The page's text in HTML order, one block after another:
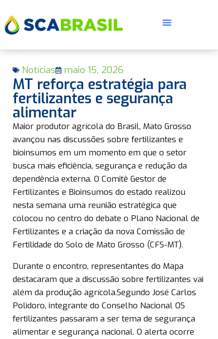
Notícias maio 15, 2026
MT reforça estratégia para
fertilizantes e segurança
alimentar
Maior produtor agrícola do Brasil, Mato Grosso
avançou nas discussões sobre fertilizantes e
bioinsumos em um momento em que o setor
busca mais eficiência, segurança e redução da
dependência externa. O Comitê Gestor de
Fertilizantes e Bioinsumos do estado realizou
nesta semana uma reunião estratégica que
colocou no centro do debate o Plano Nacional de
Fertilizantes e a criação da nova Comissão de
Fertilidade do Solo de Mato Grosso (CFS-MT).
Durante o encontro, representantes do Mapa
destacaram que a discussão sobre fertilizantes vai
além da produção agrícola.Segundo José Carlos
Polidoro, integrante do Conselho Nacional OS
fertilizantes passaram a ser tema de segurança
alimentar e segurança nacional. O alerta ocorre